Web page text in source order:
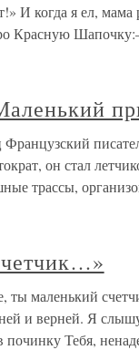
И когда я ел, мама
Красную
он стал
трассы,
маленький
и верней. Я
Тебя,